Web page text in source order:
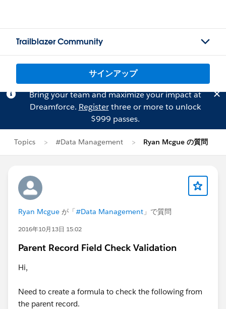
Trailblazer Community
サインアップ
Bring your team and maximize your impact at
Dreamforce. Registerthree or more to unlock
$999 passes.
Topics #Data Management Ryan Mcgue の質問
Ryan Mcgue が「#Data Management 」で質問
2016年10月13日 15:02
Parent Record Field Check Validation
Hi,
Need to create a formula to check the following from
the parent record.